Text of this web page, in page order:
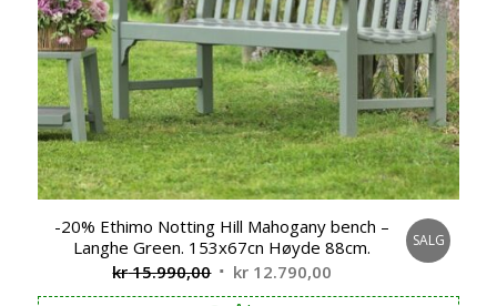
-20% Ethimo Notting Hill Mahogany bench –
Langhe Green. 153x67cn Høyde 88cm.
kr15.990,00 Opprinnelig
pris
kr 12.790,00
pris
SALG